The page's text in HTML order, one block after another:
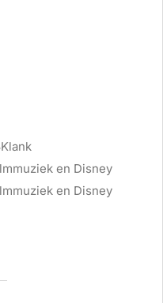
en Disney
en Disney